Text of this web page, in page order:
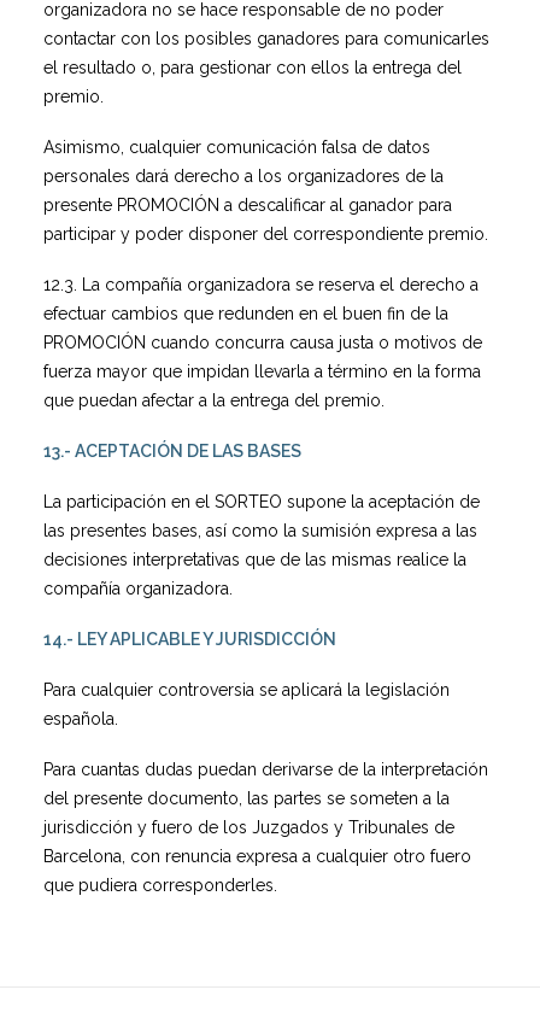
organizadora no se hace responsable de no poder
contactar con los posibles ganadores para comunicarles
el resultado o, para gestionar con ellos la entrega del
premio.
Asimismo, cualquier comunicación falsa de datos
personales dará derecho a los organizadores de la
presente PROMOCIÓN a descalificar al ganador para
participar y poder disponer del correspondiente premio.
12.3. La compañía organizadora se reserva el derecho a
efectuar cambios que redunden en el buen fin de la
PROMOCIÓN cuando concurra causa justa o motivos de
fuerza mayor que impidan llevarla a término en la forma
que puedan afectar a la entrega del premio.
13.- ACEPTACIÓN DE LAS BASES
La participación en el SORTEO supone la aceptación de
las presentes bases, así como la sumisión expresa a las
decisiones interpretativas que de las mismas realice la
compañía organizadora.
14.- LEY APLICABLE Y JURISDICCIÓN
Para cualquier controversia se aplicará la legislación
española.
Para cuantas dudas puedan derivarse de la interpretación
del presente documento, las partes se someten a la
jurisdicción y fuero de los Juzgados y Tribunales de
Barcelona, con renuncia expresa a cualquier otro fuero
que pudiera corresponderles.